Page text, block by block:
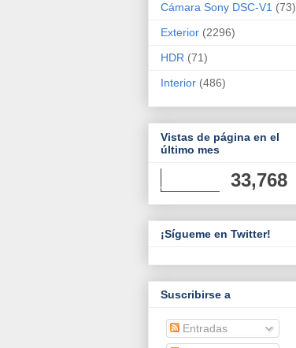
Cámara Sony DSC-V1 (73)
Exterior (2296)
HDR (71)
Interior (486)
Vistas de página en el
último mes
33,768
¡Sígueme en Twitter!
Suscribirse a
Entradas